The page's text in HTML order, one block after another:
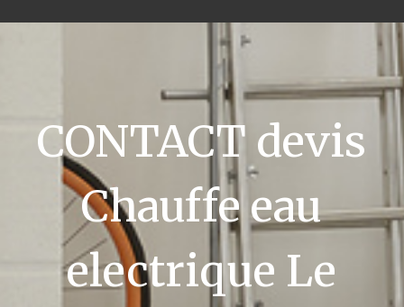
CONTACT devis
Chauffe eau
electrique Le